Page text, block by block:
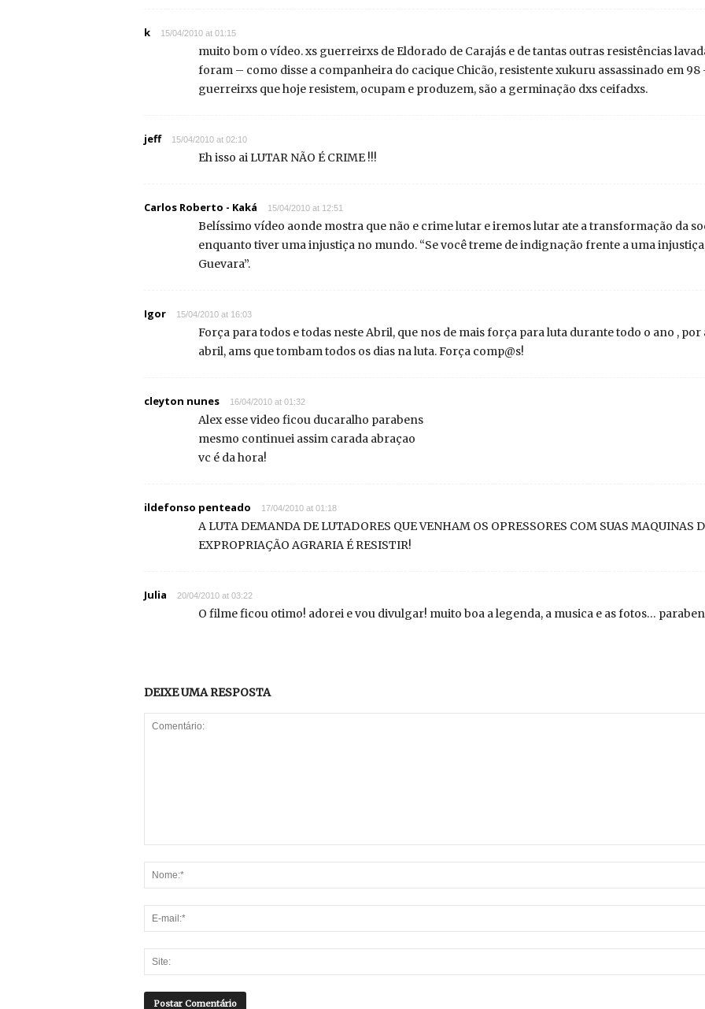
k 15/04/2010 at 01:15
muito bom o vídeo. xs guerreirxs de Eldorado de Carajás e de tantas outras resistências
foram – como disse a companheira do cacique Chicão, resistente xukuru assassinado em 98
guerreirxs que hoje resistem, ocupam e produzem, são a germinação dxs ceifadxs.
jeff 15/04/2010 at 02:10
Eh isso ai LUTAR NÃO É CRIME !!!
Carlos Roberto - Kaká 15/04/2010 at 12:51
Belíssimo vídeo aonde mostra que não e crime lutar e iremos lutar ate a transformação da
enquanto tiver uma injustiça no mundo. “Se você treme de indignação frente a uma
Guevara”.
Igor 15/04/2010 at 16:03
Força para todos e todas neste Abril, que nos de mais força para luta durante todo o ano ,
abril, ams que tombam todos os dias na luta. Força comp@s!
cleyton nunes 16/04/2010 at 01:32
Alex esse video ficou ducaralho parabens
mesmo continuei assim carada abraçao
vc é da hora!
ildefonso penteado 17/04/2010 at 01:18
A LUTA DEMANDA DE LUTADORES QUE VENHAM OS OPRESSORES COM SUAS MAQUINAS
EXPROPRIAÇÃO AGRARIA É RESISTIR!
Julia 20/04/2010 at 03:22
O filme ficou otimo! adorei e vou divulgar! muito boa a legenda, a musica e as fotos…
DEIXE UMA RESPOSTA